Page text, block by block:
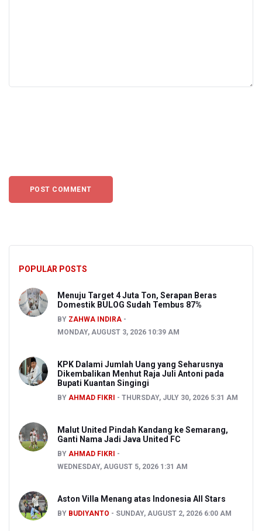
POPULAR POSTS
Menuju Target 4 Juta Ton, Serapan Beras
Domestik BULOG Sudah Tembus 87%
BY ZAHWA INDIRA
MONDAY, AUGUST 3, 2026 10:39 AM
KPK Dalami Jumlah Uang yang Seharusnya
Dikembalikan Menhut Raja Juli Antoni pada
Bupati Kuantan Singingi
BY AHMAD FIKRI THURSDAY, JULY 30, 2026 5:31 AM
Malut United Pindah Kandang ke Semarang,
Ganti Nama Jadi Java United FC
BY AHMAD FIKRI
WEDNESDAY, AUGUST 5, 2026 1:31 AM
Aston Villa Menang atas Indonesia All Stars
BY BUDIYANTO SUNDAY, AUGUST 2, 2026 6:00 AM